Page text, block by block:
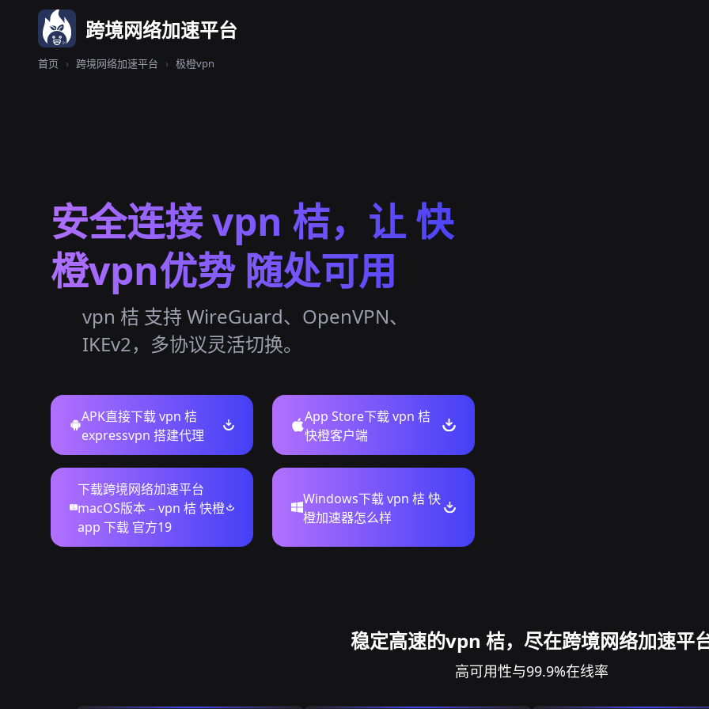
跨境网络加速平台
首页 › 跨境网络加速平台 › 极橙vpn
安全连接 vpn 桔，让 快
橙vpn优势 随处可用
vpn 桔 支持 WireGuard、OpenVPN、
IKEv2，多协议灵活切换。
APK直接下载 vpn 桔
expressvpn 搭建代理
App Store下载 vpn 桔
快橙客户端
下载跨境网络加速平台
macOS版本 – vpn 桔 快橙
app 下载 官方19
Windows下载 vpn 桔 快
橙加速器怎么样
稳定高速的vpn 桔，尽在跨境网络加速平
高可用性与99.9%在线率